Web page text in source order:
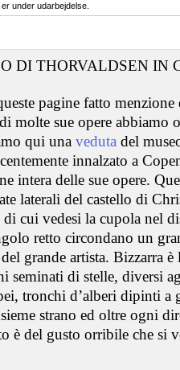
under udarbejdelse.
DI THORVALDSEN IN
pagine fatto menzione
molte sue opere abbiamo
qui una veduta del
innalzato a
intera delle sue opere.
laterali del castello di
di cui vedesi la cupola nel
retto circondano un
grande artista. Bizzarra
seminati di stelle, diversi
tronchi d’alberi dipinti a
strano ed oltre ogni
è del gusto orribile che si